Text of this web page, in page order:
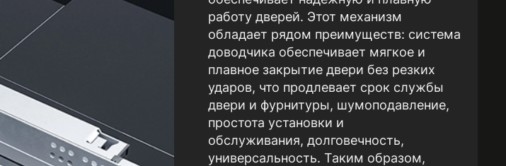
работу дверей. Этот механизм
обладает рядом преимуществ: система
доводчика обеспечивает мягкое и
плавное закрытие двери без резких
ударов, что продлевает срок службы
двери и фурнитуры, шумоподавление,
простота установки и
обслуживания, долговечность,
универсальность. Таким образом,